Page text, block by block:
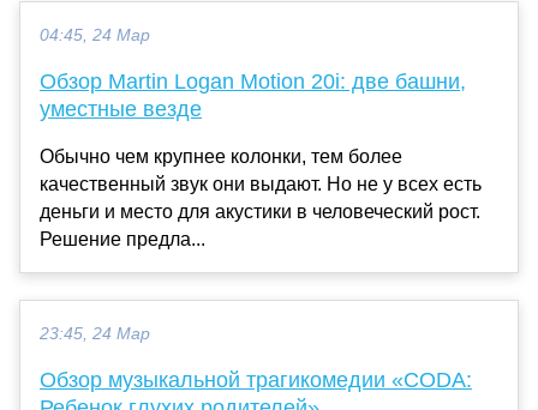
04:45, 24 Мар
Обзор Martin Logan Motion 20i: две башни,
уместные везде
Обычно чем крупнее колонки, тем более
качественный звук они выдают. Но не у всех есть
деньги и место для акустики в человеческий рост.
Решение предла...
23:45, 24 Мар
Обзор музыкальной трагикомедии «CODA: